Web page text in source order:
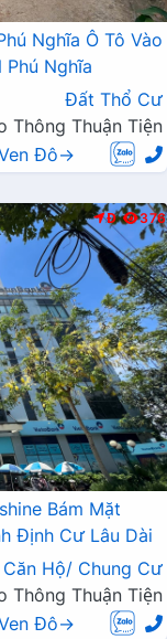
Nghĩa Ô Tô Vào
Phú Nghĩa
Đất Thổ Cư
Thông Thuận Tiện
Đô→
Đ 376
Bám Mặt
Định Cư Lâu Dài
Căn Hộ/ Chung Cư
Thông Thuận Tiện
Đô→